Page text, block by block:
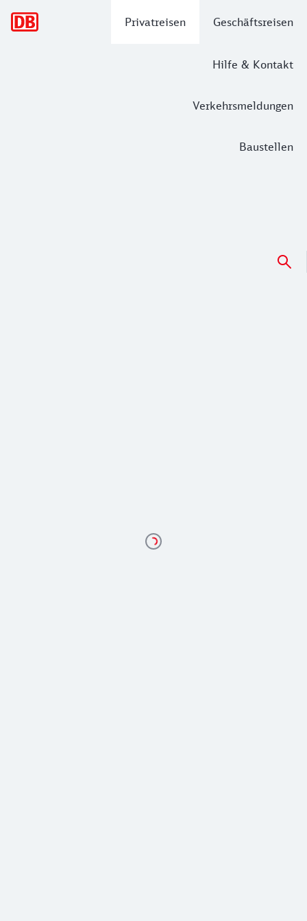
Privatreisen Geschäftsreisen
Hilfe & Kontakt
Verkehrsmeldungen
Baustellen